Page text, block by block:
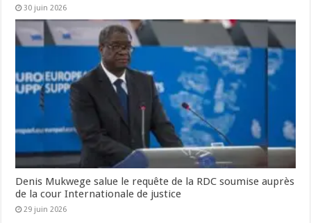
30 juin 2026
Denis Mukwege salue le requête de la RDC soumise auprès
de la cour Internationale de justice
29 juin 2026